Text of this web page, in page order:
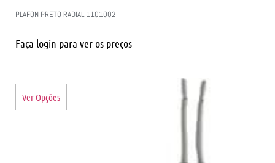
PLAFON PRETO RADIAL 1101002
Faça login para ver os preços
Ver Opções